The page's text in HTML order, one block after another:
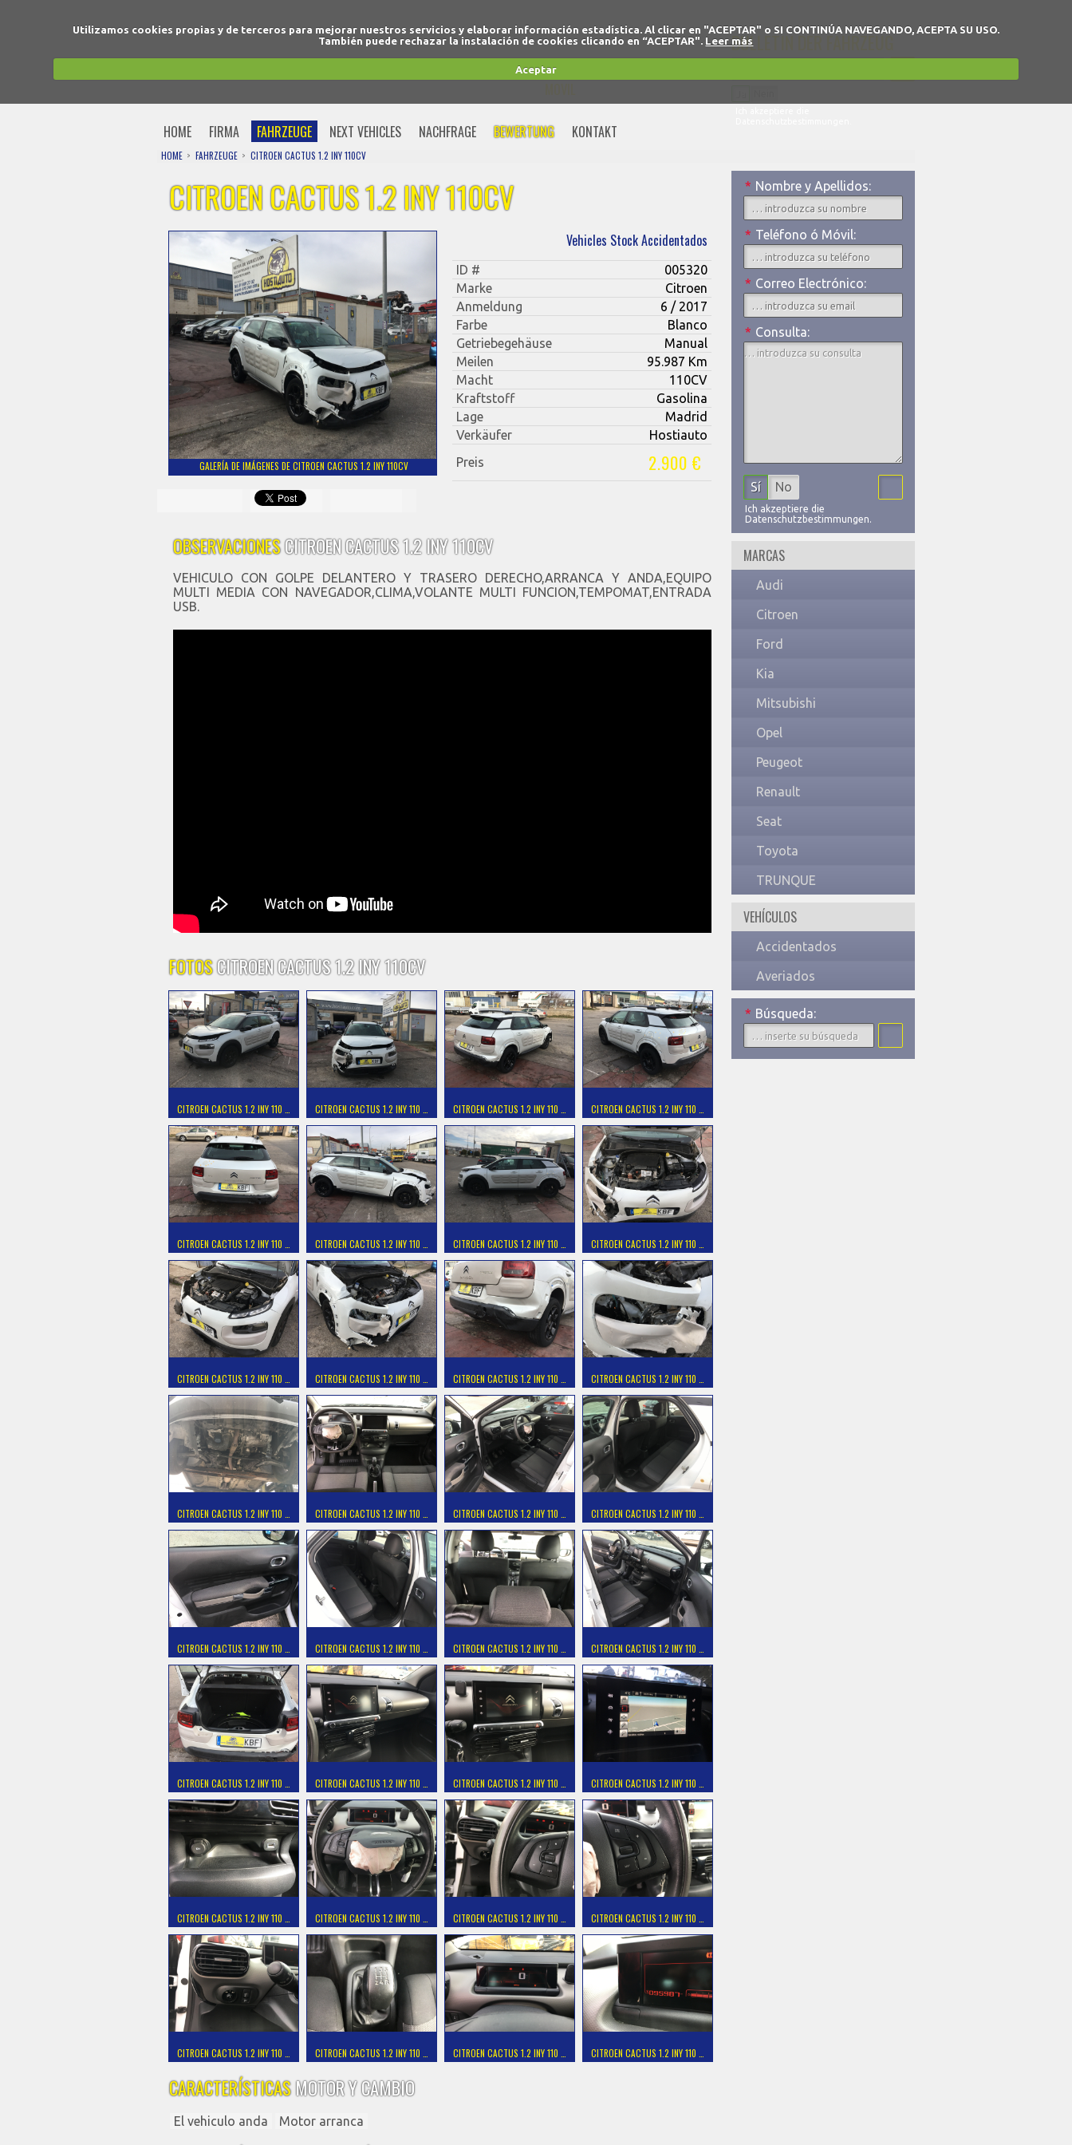
Utilizamos cookies propias y de terceros para mejorar nuestros servicios y elaborar información estadística. Al clicar en "ACEPTAR" o SI CONTINÚA NAVEGANDO, ACEPTA SU USO.
También puede rechazar la instalación de cookies clicando en “ACEPTAR". Leer más
Aceptar+34 91 691 77 32 BULLETIN DER FAHRZEUG
HOME FIRMA FAHRZEUGE NEXT VEHICLES NACHFRAGE BEWERTUNG KONTAKT
HOME FAHRZEUGE CITROEN CACTUS 1.2 INY 110CV
Nombre y Apellidos:
*
Teléfono ó Móvil:
*
Correo Electrónico:
*
Consulta:
*
Sí No
Ich akzeptiere die
Datenschutzbestimmungen.
MARCAS
Audi
Citroen
Ford
Kia
Mitsubishi
Opel
Peugeot
Renault
Seat
Toyota
TRUNQUE
VEHÍCULOS
Accidentados
Averiados
Búsqueda:
*
CITROEN CACTUS 1.2 INY 110CV
GALERÍA DE IMÁGENES DE CITROEN CACTUS 1.2 INY 110CV
Vehicles Stock Accidentados
ID #
005320
Marke
Citroen
Anmeldung
6 / 2017
Farbe
Blanco
Getriebegehäuse
Manual
Meilen
95.987 Km
Macht
110CV
Kraftstoff
Gasolina
Lage
Madrid
Verkäufer
Hostiauto
Preis
2.900 €
OBSERVACIONESCITROEN CACTUS 1.2 INY 110CV
VEHICULO CON GOLPE DELANTERO Y TRASERO DERECHO,ARRANCA Y ANDA,EQUIPO
MULTI MEDIA CON NAVEGADOR,CLIMA,VOLANTE MULTI FUNCION,TEMPOMAT,ENTRADA
USB.
FOTOSCITROEN CACTUS 1.2 INY 110CV
CITROEN CACTUS 1.2 INY 110 … CITROEN CACTUS 1.2 INY 110 … CITROEN CACTUS 1.2 INY 110 … CITROEN CACTUS 1.2 INY 110 …
CITROEN CACTUS 1.2 INY 110 … CITROEN CACTUS 1.2 INY 110 … CITROEN CACTUS 1.2 INY 110 … CITROEN CACTUS 1.2 INY 110 …
CITROEN CACTUS 1.2 INY 110 … CITROEN CACTUS 1.2 INY 110 … CITROEN CACTUS 1.2 INY 110 … CITROEN CACTUS 1.2 INY 110 …
CITROEN CACTUS 1.2 INY 110 … CITROEN CACTUS 1.2 INY 110 … CITROEN CACTUS 1.2 INY 110 … CITROEN CACTUS 1.2 INY 110 …
CITROEN CACTUS 1.2 INY 110 … CITROEN CACTUS 1.2 INY 110 … CITROEN CACTUS 1.2 INY 110 … CITROEN CACTUS 1.2 INY 110 …
CITROEN CACTUS 1.2 INY 110 … CITROEN CACTUS 1.2 INY 110 … CITROEN CACTUS 1.2 INY 110 … CITROEN CACTUS 1.2 INY 110 …
CITROEN CACTUS 1.2 INY 110 … CITROEN CACTUS 1.2 INY 110 … CITROEN CACTUS 1.2 INY 110 … CITROEN CACTUS 1.2 INY 110 …
CITROEN CACTUS 1.2 INY 110 … CITROEN CACTUS 1.2 INY 110 … CITROEN CACTUS 1.2 INY 110 … CITROEN CACTUS 1.2 INY 110 …
CARACTERÍSTICASMOTOR Y CAMBIO
El vehiculo anda Motor arranca